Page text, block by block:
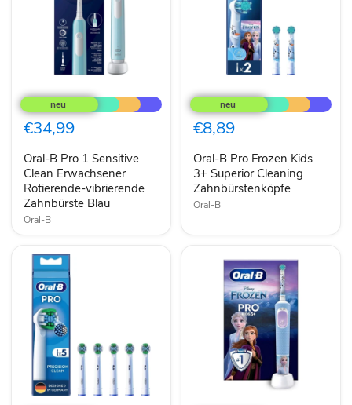
B
Pro
1
Sensitive
Erwachsener
Rotierende-
vibrierende
Zahnbürste
Blau
€34,99
Oral-B Pro 1 Sensitive
Clean Erwachsener
Rotierende-vibrierende
Zahnbürste Blau
Oral-B
B
Pro
Frozen
Kids
Superior
Cleaning
Zahnbürstenköpfe
€8,89
Oral-B Pro Frozen Kids
3+ Superior Cleaning
Zahnbürstenköpfe
Oral-B